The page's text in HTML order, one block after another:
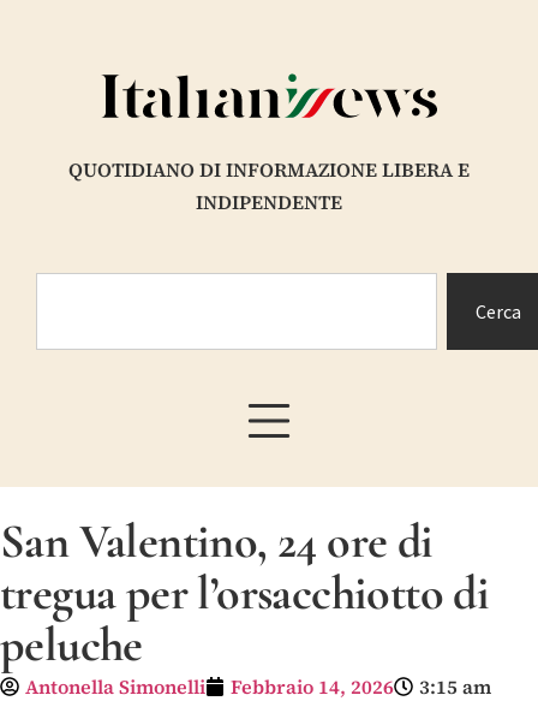
QUOTIDIANO DI INFORMAZIONE LIBERA E
INDIPENDENTE
Cerca
San Valentino, 24 ore di
tregua per l’orsacchiotto di
peluche
Antonella Simonelli Febbraio 14, 2026 3:15 am